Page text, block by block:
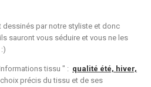
par notre styliste et donc
sauront vous séduire et vous ne les
tissu " : qualité été, hiver,
précis du tissu et de ses